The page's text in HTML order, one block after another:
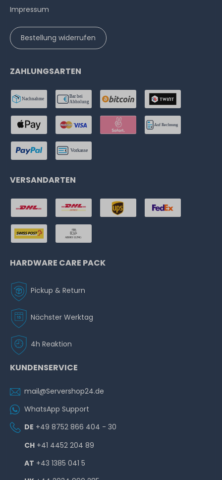
Impressum
Bestellung widerrufen
ZAHLUNGSARTEN
VERSANDARTEN
HARDWARE CARE PACK
Pickup & Return
Nächster Werktag
4h Reaktion
KUNDENSERVICE
mail@Servershop24.de
WhatsApp Support
DE +49 8752 866 404 - 30
CH +41 4452 204 89
AT +43 1385 041 5